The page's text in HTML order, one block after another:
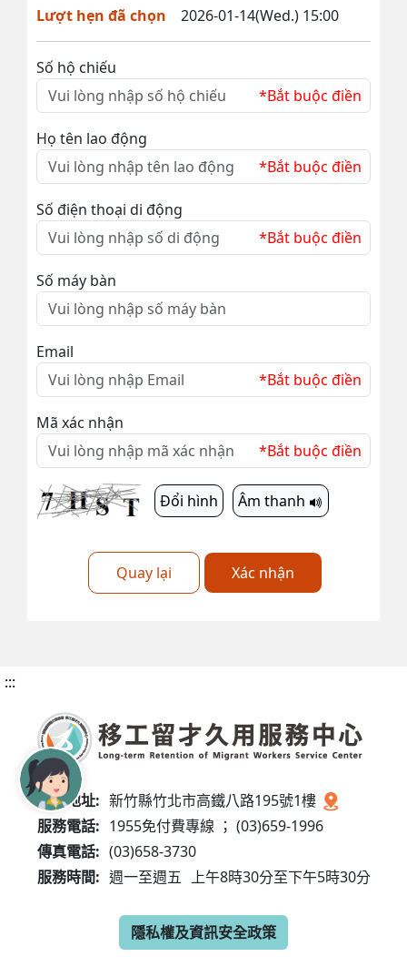
Lượt hẹn đã chọn 2026-01-14(Wed.) 15:00
Số hộ chiếu
*Bắt buộc điền
Họ tên lao động
*Bắt buộc điền
Số điện thoại di động
*Bắt buộc điền
Số máy bàn
Email
*Bắt buộc điền
Mã xác nhận
*Bắt buộc điền
Đổi hình Âm thanh
Quay lại Xác nhận
:::
服務地址: 新竹縣竹北市高鐵八路195號1樓
服務電話: 1955免付費專線 ； (03)659-1996
傳真電話: (03)658-3730
服務時間: 週一至週五 上午8時30分至下午5時30分
隱私權及資訊安全政策